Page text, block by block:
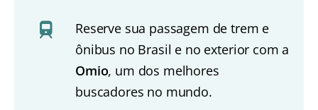
Reserve sua passagem de trem e
ônibus no Brasil e no exterior com a
Omio, um dos melhores
buscadores no mundo.